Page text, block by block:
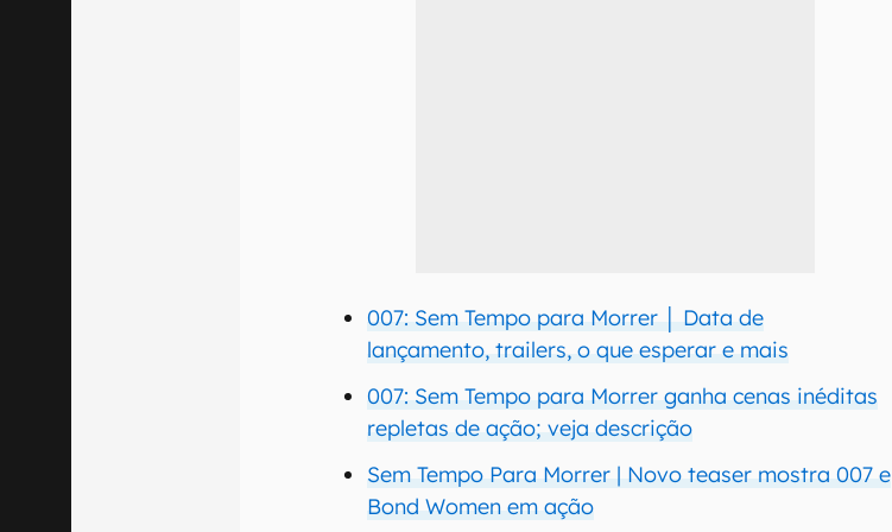
007: Sem Tempo para Morrer │ Data de
lançamento, trailers, o que esperar e mais
007: Sem Tempo para Morrer ganha cenas inéditas
repletas de ação; veja descrição
Sem Tempo Para Morrer | Novo teaser mostra 007 e
Bond Women em ação